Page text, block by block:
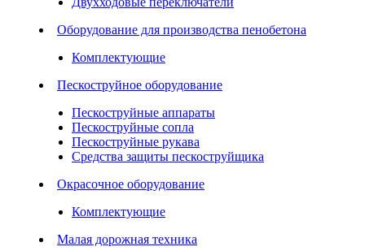
Оборудование для производства пенобетона
Комплектующие
Пескоструйное оборудование
Пескоструйные аппараты
Пескоструйные сопла
Пескоструйные рукава
Средства защиты пескоструйщика
Окрасочное оборудование
Комплектующие
Малая дорожная техника